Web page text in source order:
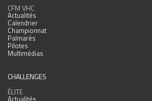
CFM VHC
Actualités
Calendrier
Championnat
Palmarès
Pilotes
Multimédias
CHALLENGES
ÉLITE
Actualités